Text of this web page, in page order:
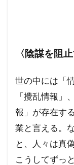
〈陰謀を阻
世の中には「
「攪乱情報」
報」が存在す
業と言える。
と、人々は真
こうしてずっ
ニュー・ワ
ドラマ・映画
トランプ氏
ビジネス
ホルコン制御